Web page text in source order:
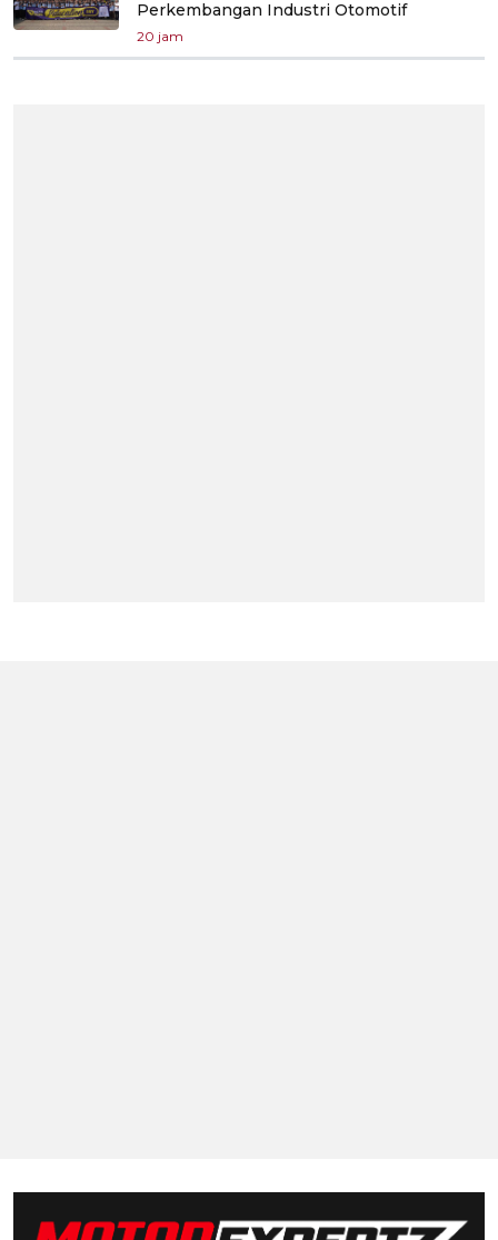
Perkembangan Industri Otomotif
20 jam